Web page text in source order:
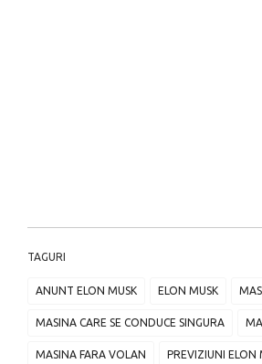
TAGURI
ANUNT ELON MUSK ELON MUSK
MASINA CARE SE CONDUCE SINGURA
MASINA FARA VOLAN PREVIZIUNI ELON